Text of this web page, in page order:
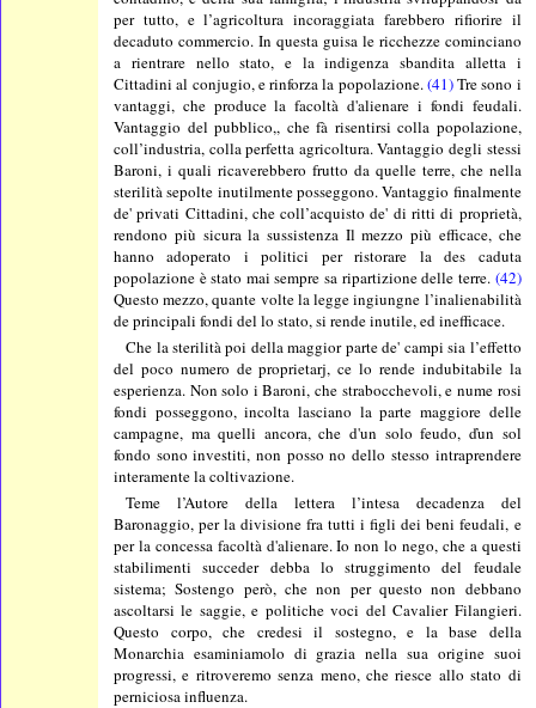
per tutto, e l’agricoltura incoraggiata farebbero rifiorire il
decaduto commercio. In questa guisa le ricchezze cominciano
a rientrare nello stato, e la indigenza sbandita alletta i
Cittadini al conjugio, e rinforza la popolazione.(41)Tre sono i
vantaggi, che produce la facoltà d'alienare i fondi feudali.
Vantaggio del pubblico,, che fà risentirsi colla popolazione,
coll’industria, colla perfetta agricoltura. Vantaggio degli stessi
Baroni, i quali ricaverebbero frutto da quelle terre, che nella
sterilità sepolte inutilmente posseggono. Vantaggio finalmente
de' privati Cittadini, che coll’acquisto de' di ritti di proprietà,
rendono più sicura la sussistenza Il mezzo più efficace, che
hanno adoperato i politici per ristorare la des caduta
popolazione è stato mai sempre sa ripartizione delle terre. (42)
Questo mezzo, quante volte la legge ingiungne l’inalienabilità
de principali fondi del lo stato, si rende inutile, ed inefficace.
Che la sterilità poi della maggior parte de' campi sia l’effetto
del poco numero de proprietarj, ce lo rende indubitabile la
esperienza. Non solo i Baroni, che strabocchevoli, e nume rosi
fondi posseggono, incolta lasciano la parte maggiore delle
campagne, ma quelli ancora, che d'un solo feudo, ďun sol
fondo sono investiti, non posso no dello stesso intraprendere
interamente la coltivazione.
Teme l’Autore della lettera l’intesa decadenza del
Baronaggio, per la divisione fra tutti i figli dei beni feudali, e
per la concessa facoltà d'alienare. Io non lo nego, che a questi
stabilimenti succeder debba lo struggimento del feudale
sistema; Sostengo però, che non per questo non debbano
ascoltarsi le saggie, e politiche voci del Cavalier Filangieri.
Questo corpo, che credesi il sostegno, e la base della
Monarchia esaminiamolo di grazia nella sua origine suoi
progressi, e ritroveremo senza meno, che riesce allo stato di
perniciosa influenza.